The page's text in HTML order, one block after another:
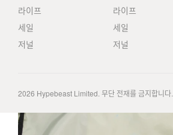
라이프
세일
저널
라이프
세일
저널
2026 Hypebeast Limited. 무단 전재를 금지합니다.